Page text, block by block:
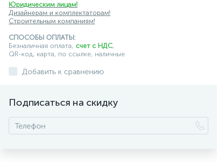
Юридическим лицам!
Дизайнерам и комплектаторам!
Строительным компаниям!
СПОСОБЫ ОПЛАТЫ:
Безналичная оплата, счет с НДС,
QR-код, карта, по ссылке, наличные
Добавить к сравнению
Подписаться на скидку